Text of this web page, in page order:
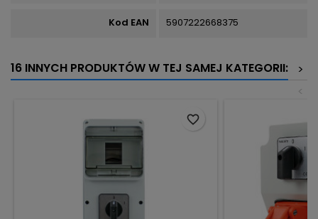
Kod EAN 5907222668375
16 INNYCH PRODUKTÓW W TEJ SAMEJ KATEGORII:
>
<
favorite_border